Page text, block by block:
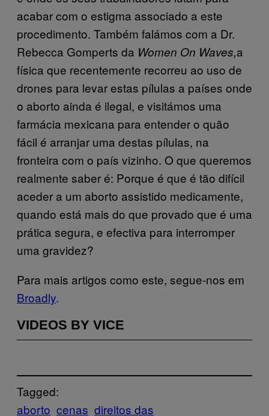
acabar com o estigma associado a este
procedimento. Também falámos com a Dr.
Rebecca Gomperts da Women On Waves,a
física que recentemente recorreu ao uso de
drones para levar estas pílulas a países onde
o aborto ainda é ilegal, e visitámos uma
farmácia mexicana para entender o quão
fácil é arranjar uma destas pílulas, na
fronteira com o país vizinho. O que queremos
realmente saber é: Porque é que é tão difícil
aceder a um aborto assistido medicamente,
quando está mais do que provado que é uma
prática segura, e efectiva para interromper
uma gravidez?
Para mais artigos como este, segue-nos em
Broadly.
VIDEOS BY VICE
Tagged:
aborto cenas direitos das